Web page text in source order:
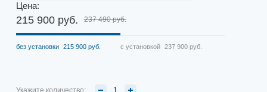
Цена:
215 900 руб. 237 490 руб.
без установки 215 900 руб. с установкой 237 900 руб.
Укажите количество: